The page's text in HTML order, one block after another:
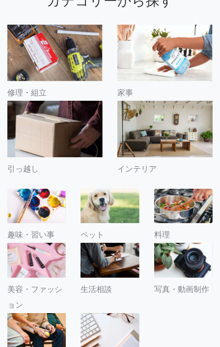
修理・組立 家事
引っ越し インテリア
趣味・習い事 ペット 料理
美容・ファッシ
ョン
生活相談 写真・動画制作